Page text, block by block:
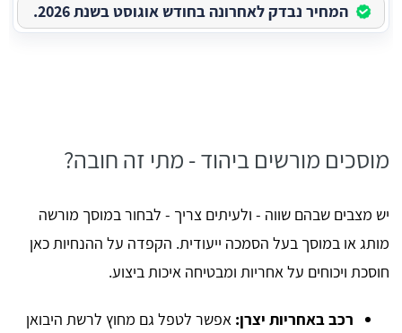
המחיר נבדק לאחרונה בחודש אוגוסט בשנת 2026.
מוסכים מורשים ביהוד - מתי זה חובה?
יש מצבים שבהם שווה - ולעיתים צריך - לבחור במוסך מורשה
מותג או במוסך בעל הסמכה ייעודית. הקפדה על ההנחיות כאן
חוסכת ויכוחים על אחריות ומבטיחה איכות ביצוע.
רכב באחריות יצרן: אפשר לטפל גם מחוץ לרשת היבואן